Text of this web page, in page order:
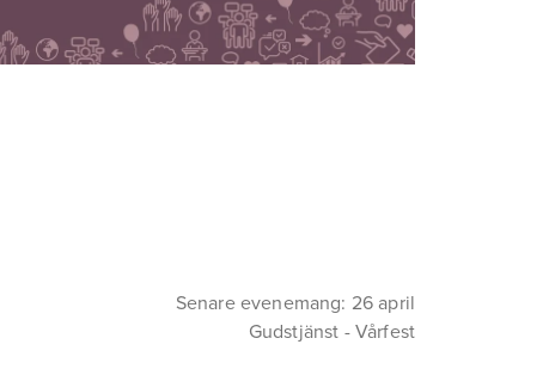
Senare evenemang: 26 april
Gudstjänst - Vårfest